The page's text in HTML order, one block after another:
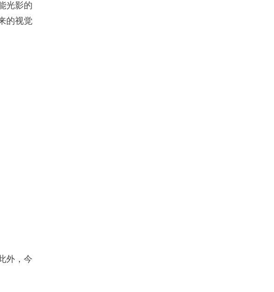
光影的
的视觉
外，今